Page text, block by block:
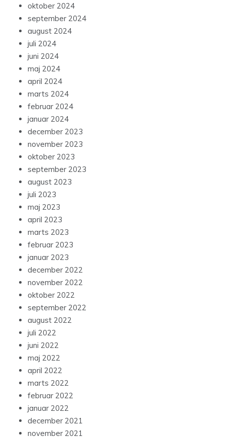
oktober 2024
september 2024
august 2024
juli 2024
juni 2024
maj 2024
april 2024
marts 2024
februar 2024
januar 2024
december 2023
november 2023
oktober 2023
september 2023
august 2023
juli 2023
maj 2023
april 2023
marts 2023
februar 2023
januar 2023
december 2022
november 2022
oktober 2022
september 2022
august 2022
juli 2022
juni 2022
maj 2022
april 2022
marts 2022
februar 2022
januar 2022
december 2021
november 2021